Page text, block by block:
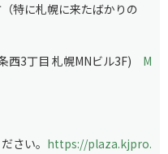
特に札幌に来たばかりの
西3丁目 札幌MNビル3F) M
さい。 https://plaza.kjpro.